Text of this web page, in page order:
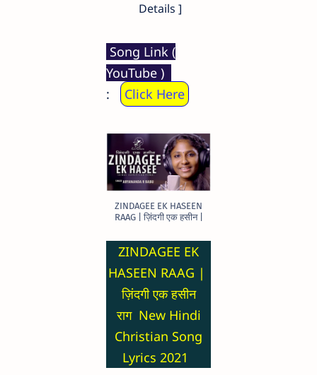
Details ]
Song Link (
YouTube )
:
Click Here
ZINDAGEE EK HASEEN
RAAG | ज़िंदगी एक हसीन |
ZINDAGEE EK
HASEEN RAAG |
ज़िंदगी एक हसीन
राग New Hindi
Christian Song
Lyrics 2021